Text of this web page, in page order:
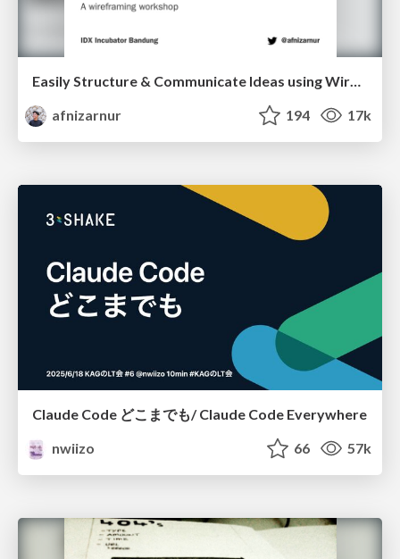
Easily Structure & Communicate Ideas using Wireframe
afnizarnur
194 17k
Claude Code どこまでも/ Claude Code Everywhere
nwiizo
66 57k